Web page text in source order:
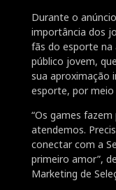
Durante o
importância dos
fãs do esporte na
público jovem,
sua aproximação
esporte, por meio
“Os games
atendemos.
conectar com a
primeiro amor”,
Marketing de